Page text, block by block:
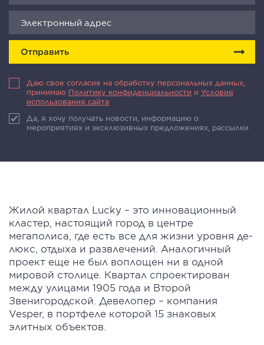
Отправить
Даю свое согласие на обработку персональных данных,
принимаю Политику конфиденциальности и Условия
использования сайта
Да, я хочу получать новости, информацию о
мероприятиях и эксклюзивных предложениях, рассылки
Жилой квартал Lucky – это инновационный
кластер, настоящий город в центре
мегаполиса, где есть все для жизни уровня де-
люкс, отдыха и развлечений. Аналогичный
проект еще не был воплощен ни в одной
мировой столице. Квартал спроектирован
между улицами 1905 года и Второй
Звенигородской. Девелопер – компания
Vesper, в портфеле которой 15 знаковых
элитных объектов.